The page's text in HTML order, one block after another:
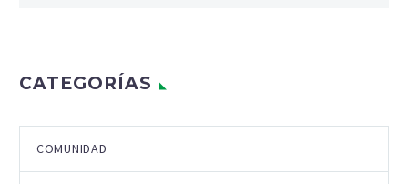
CATEGORÍAS
COMUNIDAD